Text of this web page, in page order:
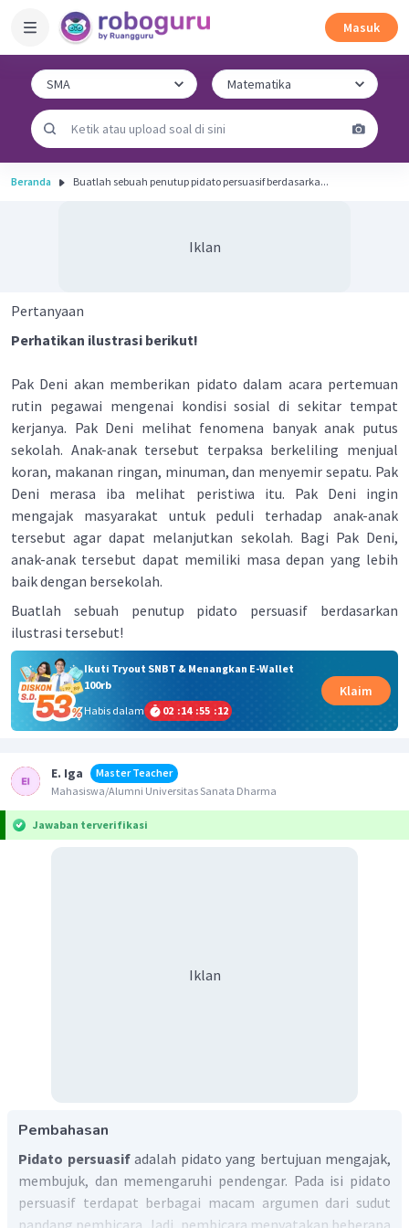
Masuk
Beranda Buatlah sebuah penutup pidato persuasif berdasarka...
Iklan
Pertanyaan
Perhatikan ilustrasi berikut!
Pak Deni akan memberikan pidato dalam acara pertemuan
rutin pegawai mengenai kondisi sosial di sekitar tempat
kerjanya. Pak Deni melihat fenomena banyak anak putus
sekolah. Anak-anak tersebut terpaksa berkeliling menjual
koran, makanan ringan, minuman, dan menyemir sepatu. Pak
Deni merasa iba melihat peristiwa itu. Pak Deni ingin
mengajak masyarakat untuk peduli terhadap anak-anak
tersebut agar dapat melanjutkan sekolah. Bagi Pak Deni,
anak-anak tersebut dapat memiliki masa depan yang lebih
baik dengan bersekolah.
Buatlah sebuah penutup pidato persuasif berdasarkan
ilustrasi tersebut!
Ikuti Tryout SNBT & Menangkan E-Wallet
100rb
Habis dalam
02 :14 :55 :12
Klaim
E. Iga
Master Teacher
Mahasiswa/Alumni Universitas Sanata Dharma
Jawaban terverifikasi
Iklan
Pembahasan
Pidato persuasifadalah pidato yang bertujuan mengajak,
membujuk, dan memengaruhi pendengar. Pada isi pidato
persuasif terdapat berbagai macam argumen dari sudut
pandang pembicara. Jadi, pembicara menyatakan beberapa